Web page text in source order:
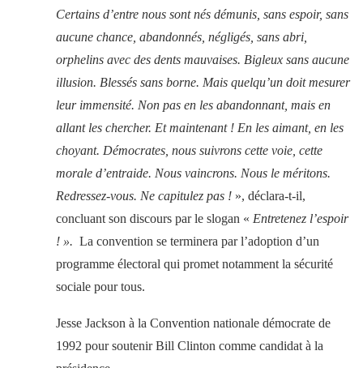
Certains d’entre nous sont nés démunis, sans espoir, sans
aucune chance, abandonnés, négligés, sans abri,
orphelins avec des dents mauvaises. Bigleux sans aucune
illusion. Blessés sans borne. Mais quelqu’un doit mesurer
leur immensité. Non pas en les abandonnant, mais en
allant les chercher. Et maintenant ! En les aimant, en les
choyant. Démocrates, nous suivrons cette voie, cette
morale d’entraide. Nous vaincrons. Nous le méritons.
Redressez-vous. Ne capitulez pas ! », déclara-t-il,
concluant son discours par le slogan « Entretenez l’espoir
! ». La convention se terminera par l’adoption d’un
programme électoral qui promet notamment la sécurité
sociale pour tous.
Jesse Jackson à la Convention nationale démocrate de
1992 pour soutenir Bill Clinton comme candidat à la